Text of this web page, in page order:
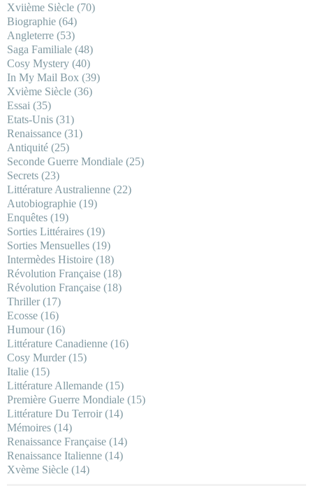
Xviième Siècle (70)
Biographie (64)
Angleterre (53)
Saga Familiale (48)
Cosy Mystery (40)
In My Mail Box (39)
Xvième Siècle (36)
Essai (35)
Etats-Unis (31)
Renaissance (31)
Antiquité (25)
Seconde Guerre Mondiale (25)
Secrets (23)
Littérature Australienne (22)
Autobiographie (19)
Enquêtes (19)
Sorties Littéraires (19)
Sorties Mensuelles (19)
Intermèdes Histoire (18)
Révolution Française (18)
Révolution Française (18)
Thriller(17)
Ecosse (16)
Humour(16)
Littérature Canadienne (16)
Cosy Murder(15)
Italie (15)
Littérature Allemande (15)
Première Guerre Mondiale (15)
Littérature Du Terroir(14)
Mémoires (14)
Renaissance Française (14)
Renaissance Italienne (14)
Xvème Siècle (14)